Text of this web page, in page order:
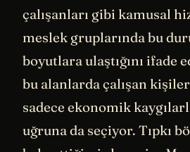
çalışanları gibi kamusal
meslek gruplarında bu
boyutlara ulaştığını ifade
bu alanlarda çalışan
sadece ekonomik
uğruna da seçiyor. Tıpkı